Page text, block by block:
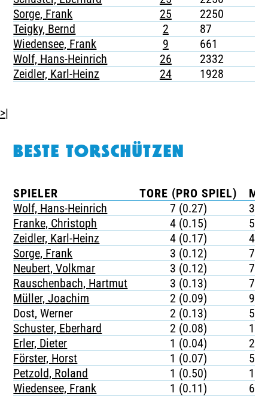
Sorge, Frank
25 2250
Teigky, Bernd
2 87
Wiedensee, Frank
9 661
Wolf, Hans-Heinrich
26 2332
Zeidler, Karl-Heinz
24 1928
>|
BESTE TORSCHÜTZEN
SPIELER TORE (PRO SPIEL)
Wolf, Hans-Heinrich
7 (0.27)
333
Franke, Christoph
4 (0.15)
577
Zeidler, Karl-Heinz
4 (0.17)
482
Sorge, Frank
3 (0.12)
750
Neubert, Volkmar
3 (0.12)
742
Rauschenbach, Hartmut
3 (0.13)
706
Müller, Joachim
2 (0.09)
920
Dost, Werner
2 (0.13)
524
Schuster, Eberhard
2 (0.08)
Erler, Dieter
1 (0.04)
Förster, Horst
1 (0.07)
533
Petzold, Roland
1 (0.50)
158
Wiedensee, Frank
1 (0.11) 661